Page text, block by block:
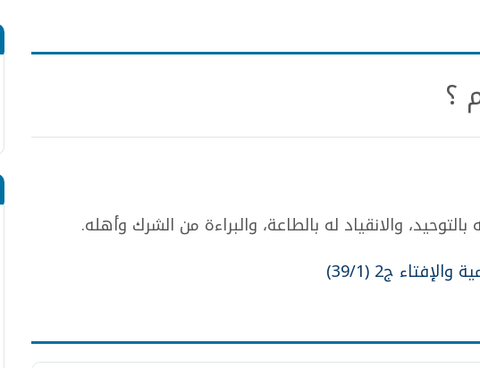
؟
والانقياد له بالطاعة، والبراءة من الشرك وأهله.
ج2 (39/1)